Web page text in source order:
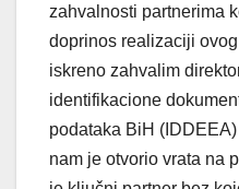
zahvalnosti partnerima
doprinos realizaciji
iskreno zahvalim
identifikacione
podataka BiH
nam je otvorio vrata na